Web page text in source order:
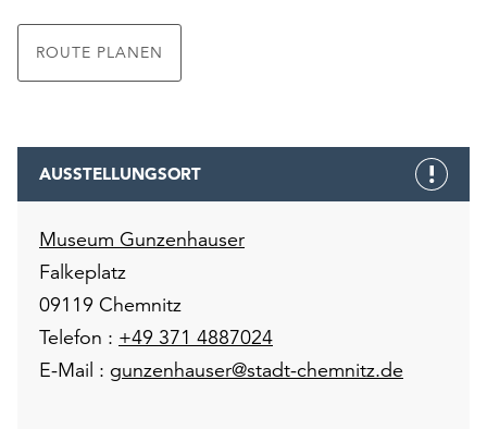
ROUTE PLANEN
AUSSTELLUNGSORT
Museum Gunzenhauser
Falkeplatz
09119 Chemnitz
Telefon : +49 371 4887024
E-Mail : gunzenhauser@stadt-chemnitz.de